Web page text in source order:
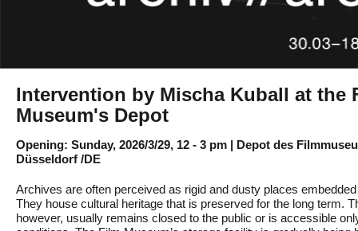
Intervention by Mischa Kuball at the
Museum's Depot
Opening: Sunday, 2026/3/29, 12 - 3 pm | Depot des
Düsseldorf /DE
Archives are often perceived as rigid and dusty places
They house cultural heritage that is preserved for the long term.
however, usually remains closed to the public or is accessible